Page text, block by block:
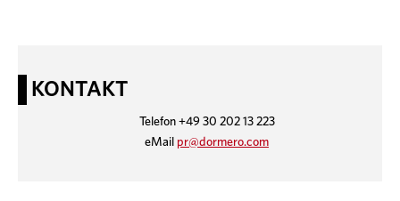
KONTAKT
Telefon +49 30 202 13 223
eMail pr@dormero.com